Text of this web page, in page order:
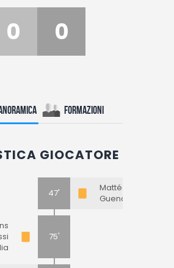
0 0
Formazioni
GIOCATORE
47'
Mattéo
Guendouzi
75'